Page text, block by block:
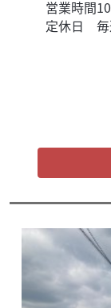
営業時間
定休日